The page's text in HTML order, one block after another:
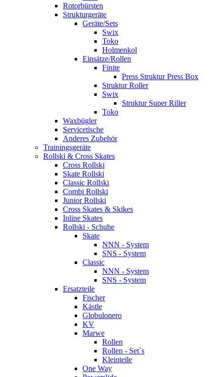
Rotorbürsten
Strukturgeräte
Geräte/Sets
Swix
Toko
Holmenkol
Einsätze/Rollen
Finite
Press Struktur Press Box
Struktur Roller
Swix
Struktur Super Riller
Toko
Waxbügler
Servicetische
Anderes Zubehör
Trainingsgeräte
Rollski & Cross Skates
Cross Rollski
Skate Rollski
Classic Rollski
Combi Rollski
Junior Rollski
Cross Skates & Skikes
Inline Skates
Rollski - Schuhe
Skate
NNN - System
SNS - System
Classic
NNN - System
SNS - System
Ersatzteile
Fischer
Kästle
Globulonero
KV
Marwe
Rollen
Rollen - Set`s
Kleinteile
One Way